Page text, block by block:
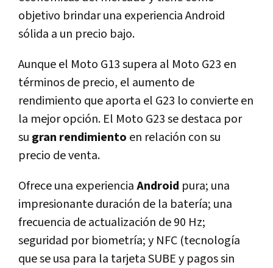
objetivo brindar una experiencia Android
sólida a un precio bajo.
Aunque el Moto G13 supera al Moto G23 en
términos de precio, el aumento de
rendimiento que aporta el G23 lo convierte en
la mejor opción. El Moto G23 se destaca por
su gran rendimiento en relación con su
precio de venta.
Ofrece una experienciaAndroid pura; una
impresionante duración de la batería; una
frecuencia de actualización de 90 Hz;
seguridad por biometría; y NFC (tecnología
que se usa para la tarjeta SUBE y pagos sin